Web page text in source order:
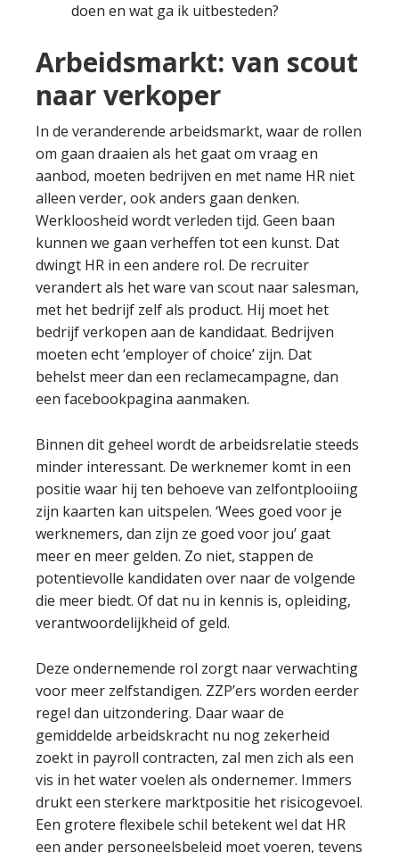
doen en wat ga ik uitbesteden?
Arbeidsmarkt: van scout
naar verkoper
In de veranderende arbeidsmarkt, waar de rollen
om gaan draaien als het gaat om vraag en
aanbod, moeten bedrijven en met name HR niet
alleen verder, ook anders gaan denken.
Werkloosheid wordt verleden tijd. Geen baan
kunnen we gaan verheffen tot een kunst. Dat
dwingt HR in een andere rol. De recruiter
verandert als het ware van scout naar salesman,
met het bedrijf zelf als product. Hij moet het
bedrijf verkopen aan de kandidaat. Bedrijven
moeten echt ‘employer of choice’ zijn. Dat
behelst meer dan een reclamecampagne, dan
een facebookpagina aanmaken.
Binnen dit geheel wordt de arbeidsrelatie steeds
minder interessant. De werknemer komt in een
positie waar hij ten behoeve van zelfontplooiing
zijn kaarten kan uitspelen. ‘Wees goed voor je
werknemers, dan zijn ze goed voor jou’ gaat
meer en meer gelden. Zo niet, stappen de
potentievolle kandidaten over naar de volgende
die meer biedt. Of dat nu in kennis is, opleiding,
verantwoordelijkheid of geld.
Deze ondernemende rol zorgt naar verwachting
voor meer zelfstandigen. ZZP’ers worden eerder
regel dan uitzondering. Daar waar de
gemiddelde arbeidskracht nu nog zekerheid
zoekt in payroll contracten, zal men zich als een
vis in het water voelen als ondernemer. Immers
drukt een sterkere marktpositie het risicogevoel.
Een grotere flexibele schil betekent wel dat HR
een ander personeelsbeleid moet voeren, tevens